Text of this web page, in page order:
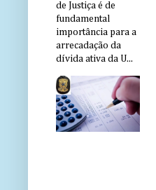
de Justiça é de
fundamental
importância para a
arrecadação da
dívida ativa da U...